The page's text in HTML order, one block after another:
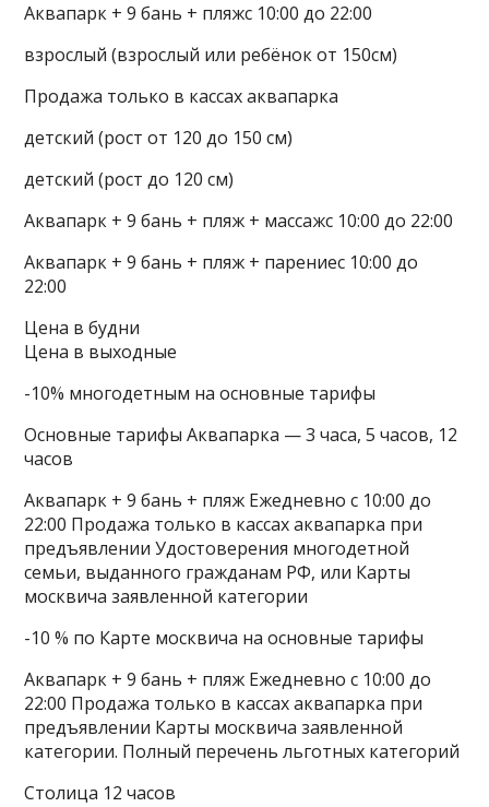
Аквапарк + 9 бань + пляжс 10:00 до 22:00
взрослый (взрослый или ребёнок от 150см)
Продажа только в кассах аквапарка
детский (рост от 120 до 150 см)
детский (рост до 120 см)
Аквапарк + 9 бань + пляж + массажс 10:00 до 22:00
Аквапарк + 9 бань + пляж + парениес 10:00 до
22:00
Цена в будни
Цена в выходные
-10% многодетным на основные тарифы
Основные тарифы Аквапарка — 3 часа, 5 часов, 12
часов
Аквапарк + 9 бань + пляж Ежедневно с 10:00 до
22:00 Продажа только в кассах аквапарка при
предъявлении Удостоверения многодетной
семьи, выданного гражданам РФ, или Карты
москвича заявленной категории
-10 % по Карте москвича на основные тарифы
Аквапарк + 9 бань + пляж Ежедневно с 10:00 до
22:00 Продажа только в кассах аквапарка при
предъявлении Карты москвича заявленной
категории. Полный перечень льготных категорий
Столица 12 часов